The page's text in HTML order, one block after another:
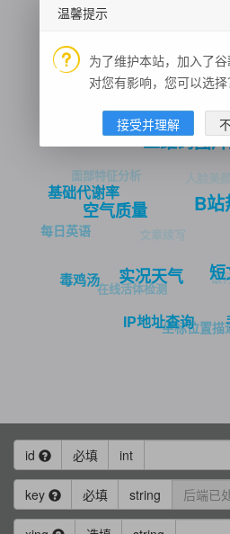
毒鸡汤
IP地址查询
实况天气
空气质量
基础代谢率
每日英语
在线活体检测
坐标位置描
短
B站
二维码图
热词排行
银行卡识别
面部特征分析
文章续写
银
人体检测属
笑话大全——图片
简/繁/火星字
人脸美颜
id 必填 int
key 必填 string
温馨提示
为了维护本站，加入了
对您有影响，您可以选择
接受并理解